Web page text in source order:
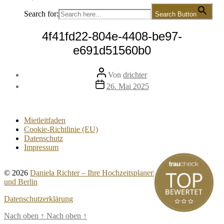
Search for: Search Button
4f41fd22-804e-4408-be97-
e691d51560b0
Beitragsautor
Von drichter
Veröffentlichungsdatum
26. Mai 2025
Mietleitfaden
Cookie-Richtlinie (EU)
Datenschutz
Impressum
© 2026 Daniela Richter – Ihre Hochzeitsplanerin für Brandenburg
und Berlin
Datenschutzerklärung
Nach oben ↑ Nach oben ↑